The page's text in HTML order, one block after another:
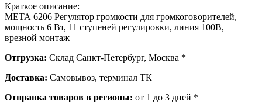
Краткое описание:
МЕТА 6206 Регулятор громкости для громкоговорителей,
мощность 6 Вт, 11 ступеней регулировки, линия 100В,
врезной монтаж
Отгрузка: Склад Санкт-Петербург, Москва *
Доставка: Самовывоз, терминал ТК
Отправка товаров в регионы: от 1 до 3 дней *